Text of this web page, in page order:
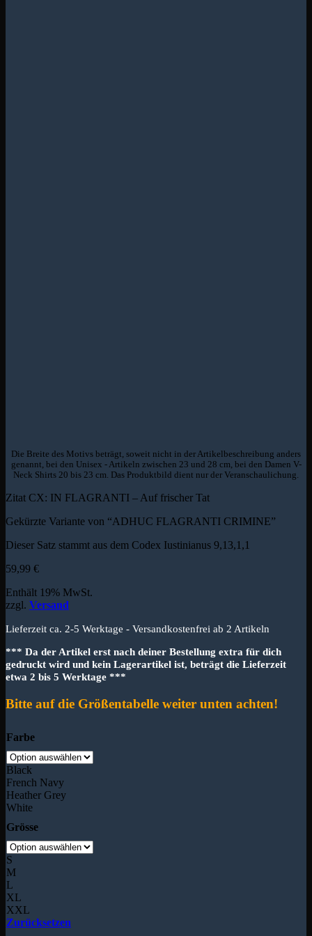
Die Breite des Motivs beträgt, soweit nicht in der Artikelbeschreibung anders
genannt, bei den Unisex - Artikeln zwischen 23 und 28 cm, bei den Damen V-
Neck Shirts 20 bis 23 cm. Das Produktbild dient nur der Veranschaulichung.
Zitat CX: IN FLAGRANTI – Auf frischer Tat
Gekürzte Variante von “ADHUC FLAGRANTI CRIMINE”
Dieser Satz stammt aus dem Codex Iustinianus 9,13,1,1
59,99 €
Enthält 19% MwSt.
zzgl. Versand
Lieferzeit ca. 2-5 Werktage - Versandkostenfrei ab 2 Artikeln
*** Da der Artikel erst nach deiner Bestellung extra für dich
gedruckt wird und kein Lagerartikel ist, beträgt die Lieferzeit
etwa 2 bis 5 Werktage ***
Bitte auf die Größentabelle weiter unten achten!
Farbe
Black
French Navy
Heather Grey
White
Grösse
S
M
L
XL
XXL
Zurücksetzen